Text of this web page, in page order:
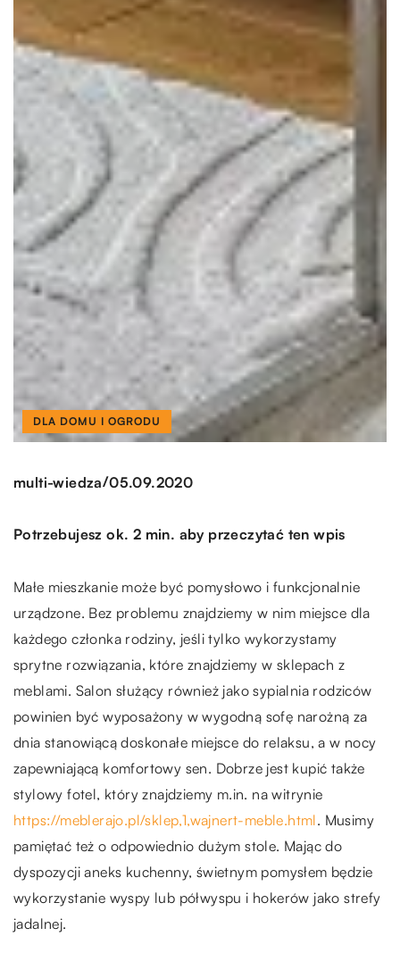
DLA DOMU I OGRODU
multi-wiedza/05.09.2020
Potrzebujesz ok. 2 min. aby przeczytać ten wpis
Małe mieszkanie może być pomysłowo i funkcjonalnie
urządzone. Bez problemu znajdziemy w nim miejsce dla
każdego członka rodziny, jeśli tylko wykorzystamy
sprytne rozwiązania, które znajdziemy w sklepach z
meblami. Salon służący również jako sypialnia rodziców
powinien być wyposażony w wygodną sofę narożną za
dnia stanowiącą doskonałe miejsce do relaksu, a w nocy
zapewniającą komfortowy sen. Dobrze jest kupić także
stylowy fotel, który znajdziemy m.in. na witrynie
https://meblerajo.pl/sklep,1,wajnert-meble.html. Musimy
pamiętać też o odpowiednio dużym stole. Mając do
dyspozycji aneks kuchenny, świetnym pomysłem będzie
wykorzystanie wyspy lub półwyspu i hokerów jako strefy
jadalnej.